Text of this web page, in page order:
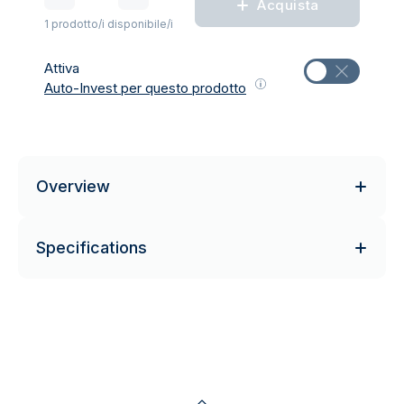
1 prodotto/i disponibile/i
Acquista
Attiva
Auto-Invest per questo prodotto
Overview
Specifications